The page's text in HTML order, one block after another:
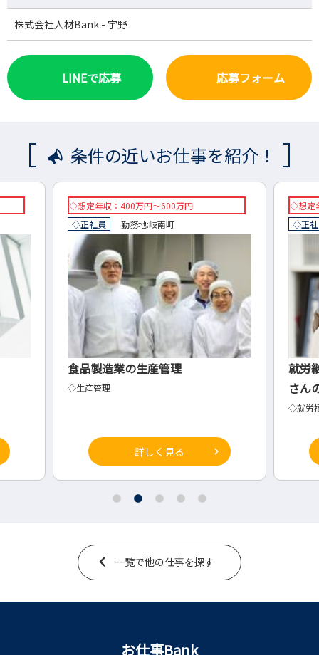
株式会社人材Bank - 宇野
LINEで応募 応募フォーム
条件の近いお仕事を紹介！
◇想定年収：192万～360万円
◇正社員
勤務地:岐阜市
就労継続支援b型事業所での利用者
さんのケアー
詳しく見る
想定
正社
製
総務
一覧で他の仕事を探す
お仕事Bank